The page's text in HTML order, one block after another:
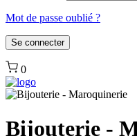
Mot de passe oublié ?
0
Bijouterie -